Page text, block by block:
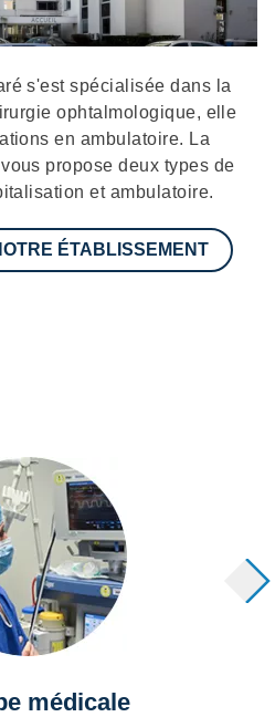
s'est spécialisée dans la
ophtalmologique, elle
en ambulatoire. La
propose deux types de
et ambulatoire.
ÉTABLISSEMENT
médicale